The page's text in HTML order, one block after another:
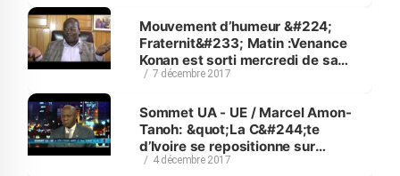
CNEWS
Mouvement d’humeur &#224;
Fraternit&#233; Matin :Venance
Konan est sorti mercredi de sa
r&#233;serve &quot; &quot; Ceux
reconversion au
num&#233;rique.&quot;
7 décembre 2017
Sommet UA - UE / Marcel Amon-
Tanoh: &quot;La C&#244;te
d’Ivoire se repositionne sur
l’&#233;chiquier mondial&quot;
4 décembre 2017